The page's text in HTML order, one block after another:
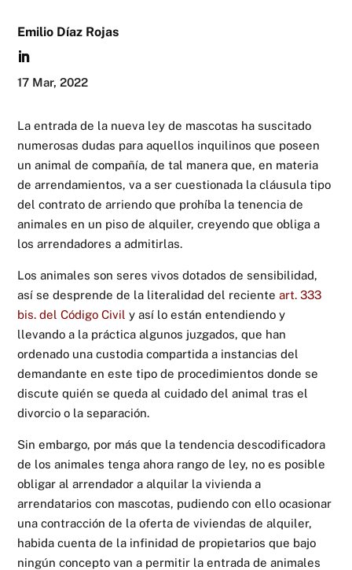
Emilio Díaz Rojas
17 Mar, 2022
La entrada de la nueva ley de mascotas ha suscitado
numerosas dudas para aquellos inquilinos que poseen
un animal de compañía, de tal manera que, en materia
de arrendamientos, va a ser cuestionada la cláusula tipo
del contrato de arriendo que prohíba la tenencia de
animales en un piso de alquiler, creyendo que obliga a
los arrendadores a admitirlas.
Los animales son seres vivos dotados de sensibilidad,
así se desprende de la literalidad del recienteart. 333
bis. del Código Civil y así lo están entendiendo y
llevando a la práctica algunos juzgados, que han
ordenado una custodia compartida a instancias del
demandante en este tipo de procedimientos donde se
discute quién se queda al cuidado del animal tras el
divorcio o la separación.
Sin embargo, por más que la tendencia descodificadora
de los animales tenga ahora rango de ley, no es posible
obligar al arrendador a alquilar la vivienda a
arrendatarios con mascotas, pudiendo con ello ocasionar
una contracción de la oferta de viviendas de alquiler,
habida cuenta de la infinidad de propietarios que bajo
ningún concepto van a permitir la entrada de animales